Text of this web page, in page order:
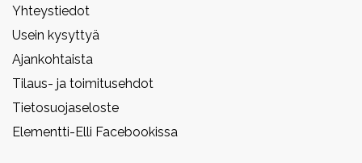
Yhteystiedot
Usein kysyttyä
Ajankohtaista
Tilaus- ja toimitusehdot
Tietosuojaseloste
Elementti-Elli Facebookissa